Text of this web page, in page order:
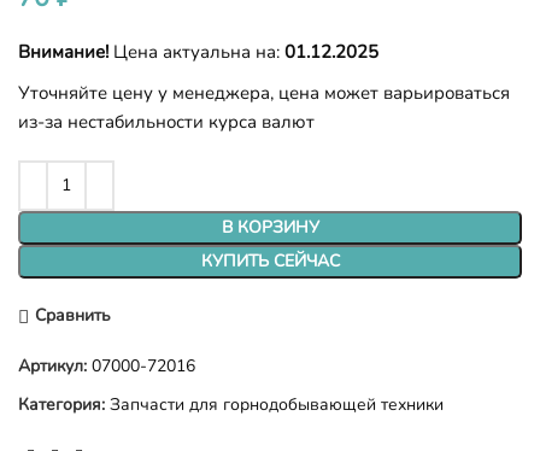
Внимание! Цена актуальна на: 01.12.2025
Уточняйте цену у менеджера, цена может варьироваться
из-за нестабильности курса валют
В КОРЗИНУ
КУПИТЬ СЕЙЧАС
Сравнить
Артикул: 07000-72016
Категория: Запчасти для горнодобывающей техники